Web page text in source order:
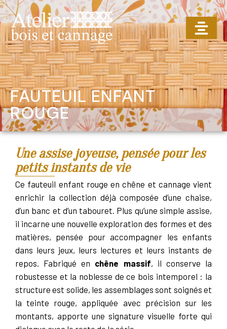
FAUTEUIL ENFANT
ROUGE
Une assise joyeuse, pensée pour les
petits instants de vie
Ce fauteuil enfant rouge en chêne et cannage vient
enrichir la collection déjà composée d’une chaise,
d’un banc et d’un tabouret. Plus qu’une simple assise,
il incarne une nouvelle exploration des formes et des
matières, pensée pour accompagner les enfants
dans leurs jeux, leurs lectures et leurs instants de
repos. Fabriqué en chêne massif, il conserve la
robustesse et la noblesse de ce bois intemporel : la
structure est solide, les assemblages sont soignés et
la teinte rouge, appliquée avec précision sur les
montants, apporte une signature visuelle forte qui